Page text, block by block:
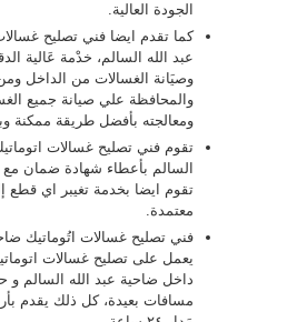
الجودة العالية.
كما تقدم ايضا فني تصليح
عبد الله السالم، خدْمة عَالية
وصيَانة الغسالات من الداخل
والمحافظة علي صيانة جميع
ومعالجته بأفضل طريقة ممكنة
تقوم فني تصليح غسالات
السالم بأعطاء شهادة ضمان مع
تقوم ايضا بخدمة تغيبر اي قطع
معتمدة.
فني تصليح غسالات اتُوماتيك
يعمل على تصليح غسالات
داخل ضاحية عبد الله السالم
مسافات بعيدة، كل ذلك يقدم